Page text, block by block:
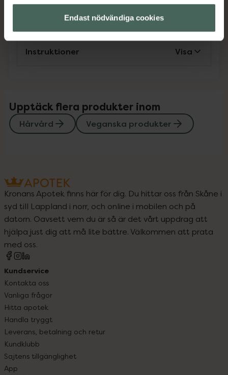
Endast nödvändiga cookies
Instruktioner Visa
Upptäck flera produkter inom
Hårvård Veganska produkter
Kronans Apotek finns här för dig. Du hittar oss från Skåne i
syd till Lappland i norr, och online i mobilen och på
datorn. Oavsett vem du är så är det vårt uppdrag att
hjälpa just dig att må lite bättre. Välkommen att prata
med oss.
Kundservice
Kontakta oss
Vanliga frågor
Hitta apotek
Handla tryggt
Leverans, betalning och retur
Kundklubb
Sajtens tillgänglighet
App